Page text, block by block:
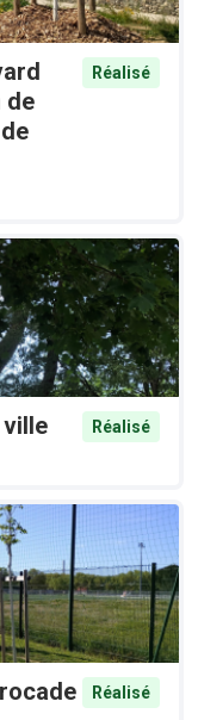
de
Réalisé
Réalisé
Réalisé